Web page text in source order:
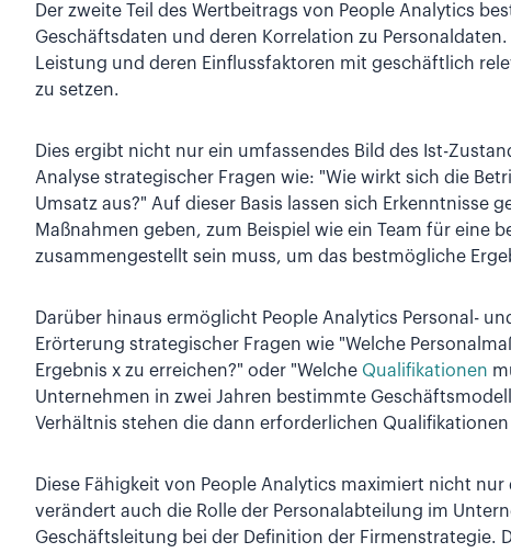
Der zweite Teil des Wertbeitrags von People Analytics
Geschäftsdaten und deren Korrelation zu
Leistung und deren Einflussfaktoren mit geschäftlich
zu setzen.
Dies ergibt nicht nur ein umfassendes Bild des Ist-
Analyse strategischer Fragen wie: "Wie wirkt sich die
Umsatz aus?" Auf dieser Basis lassen sich Erkenntnisse
Maßnahmen geben, zum Beispiel wie ein Team für eine
zusammengestellt sein muss, um das bestmögliche
Darüber hinaus ermöglicht People Analytics Personal-
Erörterung strategischer Fragen wie "Welche
Ergebnis x zu erreichen?" oder "Welche Qualifikationen
Unternehmen in zwei Jahren bestimmte
Verhältnis stehen die dann erforderlichen
Diese Fähigkeit von People Analytics maximiert nicht
verändert auch die Rolle der Personalabteilung im
Geschäftsleitung bei der Definition der Firmenstrategie.